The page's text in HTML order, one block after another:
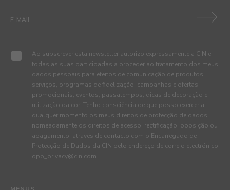
Ao subscrever esta newsletter autorizo expressamente a CIN e
todas as suas participadas a proceder ao tratamento dos meus
dados pessoais para efeitos de comunicação de produtos,
serviços, programas de fidelização, campanhas e ofertas
promocionais, eventos, passatempos, dicas de decoração e
utilização da cor. Tenho consciência de que posso exercer a
qualquer momento os meus direitos de protecção de dados,
nomeadamente os direitos de acesso, rectificação, oposição ou
apagamento, através de contacto com o Encarregado de
Protecção de Dados da CIN pelo endereço de correio electrónico
dpo_privacy@cin.com